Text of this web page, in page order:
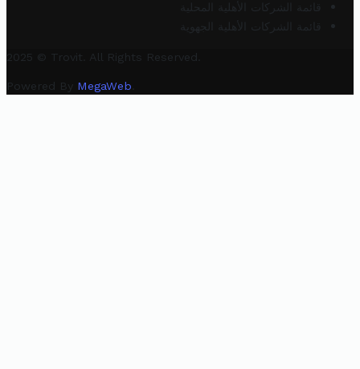
قائمة الشركات الأهلية المحلية
قائمة الشركات الأهلية الجهوية
2025 © Trovit. All Rights Reserved.
Powered By MegaWeb